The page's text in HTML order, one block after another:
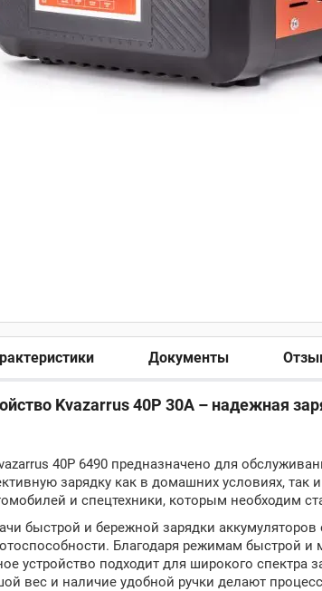
Документы
Kvazarrus 40P 30А – надежная
40P 6490 предназначено для
зарядку как в домашних условиях, так
и спецтехники, которым необходим
быстрой и бережной зарядки
Благодаря режимам быстрой и
устройство подходит для широкого спектра
вес и наличие удобной ручки делают